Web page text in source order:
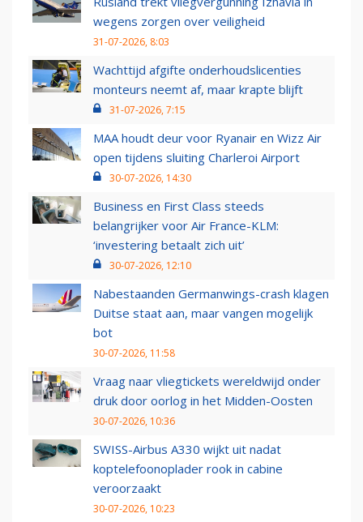
wegens zorgen over veiligheid
31-07-2026, 8:03
Wachttijd afgifte onderhoudslicenties
monteurs neemt af, maar krapte blijft
31-07-2026, 7:15
MAA houdt deur voor Ryanair en Wizz Air
open tijdens sluiting Charleroi Airport
30-07-2026, 14:30
Business en First Class steeds
belangrijker voor Air France-KLM:
‘investering betaalt zich uit’
30-07-2026, 12:10
Nabestaanden Germanwings-crash klagen
Duitse staat aan, maar vangen mogelijk
bot
30-07-2026, 11:58
Vraag naar vliegtickets wereldwijd onder
druk door oorlog in het Midden-Oosten
30-07-2026, 10:36
SWISS-Airbus A330 wijkt uit nadat
koptelefoonoplader rook in cabine
veroorzaakt
30-07-2026, 10:23